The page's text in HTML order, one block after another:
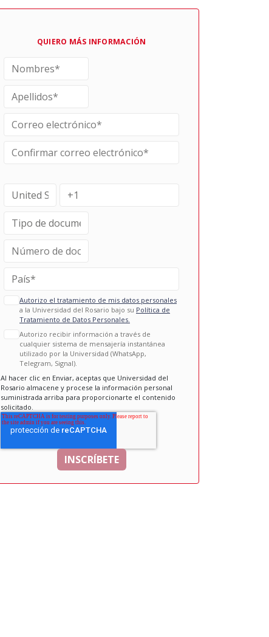
QUIERO MÁS INFORMACIÓN
Autorizo el tratamiento de mis datos personales
a la Universidad del Rosario bajo su Política de
Tratamiento de Datos Personales.
Autorizo recibir información a través de
cualquier sistema de mensajería instantánea
utilizado por la Universidad (WhatsApp,
Telegram, Signal).
Al hacer clic en Enviar, aceptas que Universidad del
Rosario almacene y procese la información personal
suministrada arriba para proporcionarte el contenido
solicitado.